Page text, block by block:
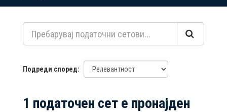
содржина
Подреди според
1 податочен сет е пронајден